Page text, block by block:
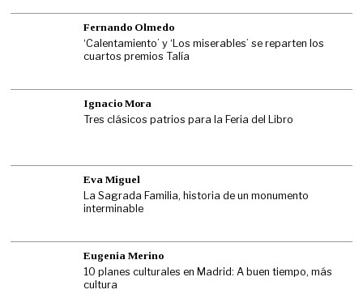
Fernando Olmedo
‘Calentamiento’ y ‘Los miserables’ se reparten los
cuartos premios Talía
Ignacio Mora
Tres clásicos patrios para la Feria del Libro
Eva Miguel
La Sagrada Familia, historia de un monumento
interminable
Eugenia Merino
10 planes culturales en Madrid: A buen tiempo, más
cultura